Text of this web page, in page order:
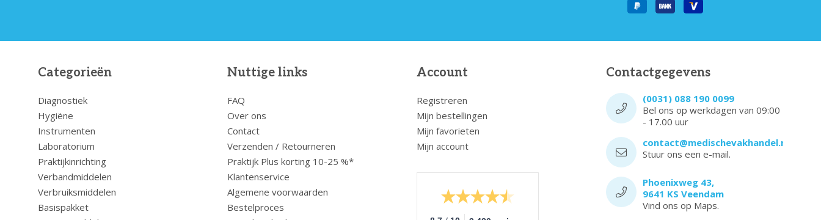
Categorieën
Diagnostiek
Hygiëne
Instrumenten
Laboratorium
Praktijkinrichting
Verbandmiddelen
Verbruiksmiddelen
Basispakket
Nuttige links
FAQ
Over ons
Contact
Verzenden / Retourneren
Praktijk Plus korting 10-25 %*
Klantenservice
Algemene voorwaarden
Bestelproces
Account
Registreren
Mijn bestellingen
Mijn favorieten
Mijn account
Contactgegevens
(0031) 088 190 0099
Bel ons op werkdagen van 09:00
- 17.00 uur
contact@medischevakhandel.nl
Stuur ons een e-mail.
Phoenixweg 43,
9641 KS Veendam
Vind ons op Maps.